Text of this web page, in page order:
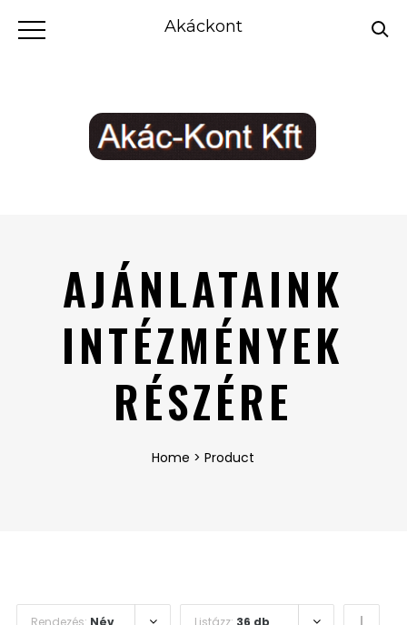
Akáckont
AJÁNLATAINK
INTÉZMÉNYEK
RÉSZÉRE
Home >Product
Rendezés: Név Listázz: 36 db